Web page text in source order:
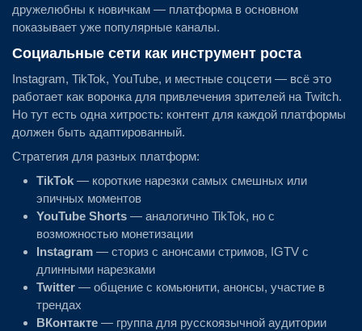
дружелюбны к новичкам — платформа в основном
показывает уже популярные каналы.
Социальные сети как инструмент роста
Instagram, TikTok, YouTube, и местные соцсети — всё это
работает как воронка для привлечения зрителей на Twitch.
Но тут есть одна хитрость: контент для каждой платформы
должен быть адаптированный.
Стратегия для разных платформ:
TikTok — короткие нарезки самых смешных или
эпичных моментов
YouTube Shorts — аналогично TikTok, но с
возможностью монетизации
Instagram — сториз с анонсами стримов, IGTV с
длинными нарезками
Twitter — общение с комьюнити, анонсы, участие в
трендах
ВКонтакте — группа для русскоязычной аудитории